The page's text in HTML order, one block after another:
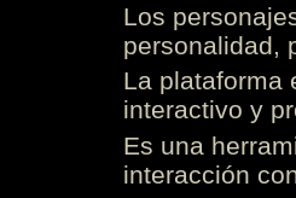
Los
personalidad,
La plataforma
interactivo y
Es una
interacción